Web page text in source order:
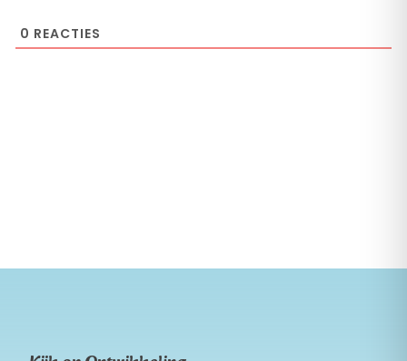
0 REACTIES